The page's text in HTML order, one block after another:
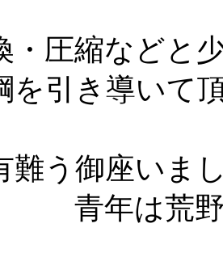
圧縮などと
を引き導いて
う御座いま
は荒野を